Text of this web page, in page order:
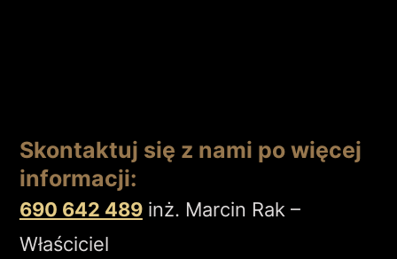
Skontaktuj się z nami po więcej
informacji:
690 642 489inż. Marcin Rak –
Właściciel